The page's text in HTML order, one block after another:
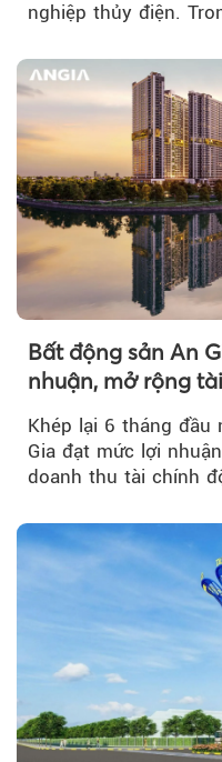
nghiệp thủy điện.
Bất động sản An
nhuận, mở rộng
Khép lại 6 tháng đầu
Gia đạt mức lợi
doanh thu tài chính